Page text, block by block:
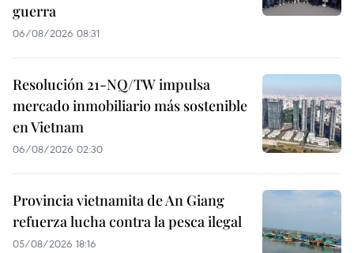
guerra
06/08/2026 08:31
Resolución 21-NQ/TW impulsa
mercado inmobiliario más sostenible
en Vietnam
06/08/2026 02:30
Provincia vietnamita de An Giang
refuerza lucha contra la pesca ilegal
05/08/2026 18:16